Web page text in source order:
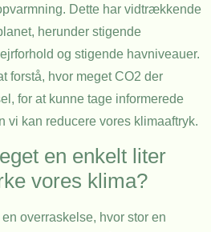
Dette har vidtrækkende
herunder stigende
og stigende havniveauer.
forstå, hvor meget CO2 der
for at kunne tage informerede
vi kan reducere vores klimaaftryk.
en enkelt liter
vores klima?
overraskelse, hvor stor en